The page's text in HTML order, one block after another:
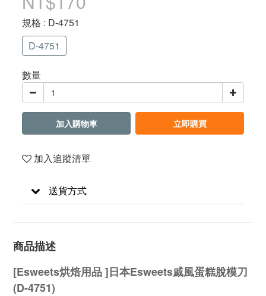
規格 : D-4751
D-4751
數量
加入購物車 立即購買
加入追蹤清單
送貨方式
商品描述
[Esweets烘焙用品 ]日本Esweets戚風蛋糕脫模刀
(D-4751)